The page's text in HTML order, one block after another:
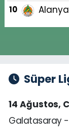
10
Süper
14 Ağustos,
Galatasaray -